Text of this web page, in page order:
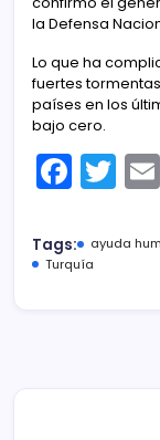
la Defensa
Lo que ha
fuertes
países en los
bajo cero.
F
a
c
e
T
w
itt
Tags: ayuda
Turquía